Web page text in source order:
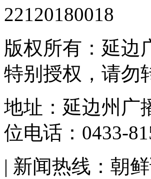
22120180018
版权所有：延边
特别授权，请勿
地址：延边州广
位电话：0433-
| 新闻热线：朝